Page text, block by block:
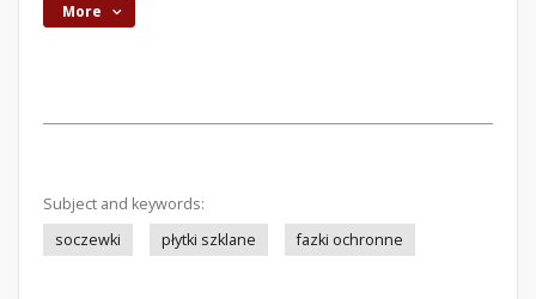
More
Subject and keywords:
soczewki
płytki szklane fazki ochronne